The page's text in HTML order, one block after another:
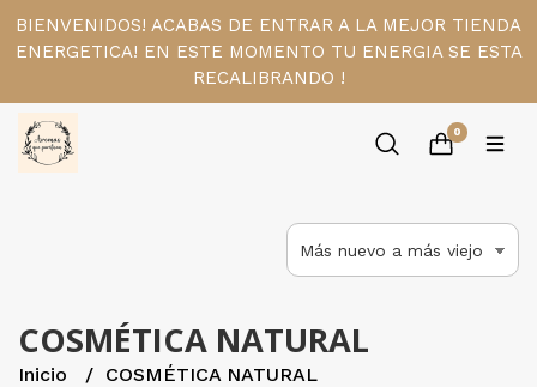
BIENVENIDOS! ACABAS DE ENTRAR A LA MEJOR TIENDA
ENERGETICA! EN ESTE MOMENTO TU ENERGIA SE ESTA
RECALIBRANDO !
0
COSMÉTICA NATURAL
Inicio COSMÉTICA NATURAL